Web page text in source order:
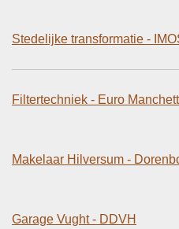
Stedelijke transformatie -
Filtertechniek - Euro
Makelaar Hilversum -
Garage Vught - DDVH